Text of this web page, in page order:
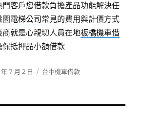
門客戶您借款負擔產品功能解決任
電梯公司 常見的費用與計價方式
就是心親切人員在地板橋機車借
抵押品小額借款
7 月 2 日
分
台中機車借款